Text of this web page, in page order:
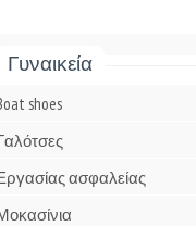
Γυναικεία
shoes
ασφαλείας